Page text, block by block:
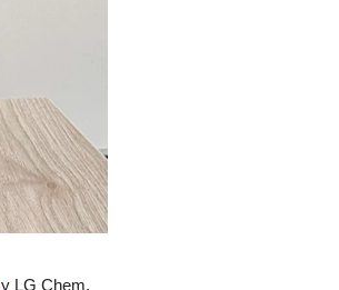
y LG Chem,